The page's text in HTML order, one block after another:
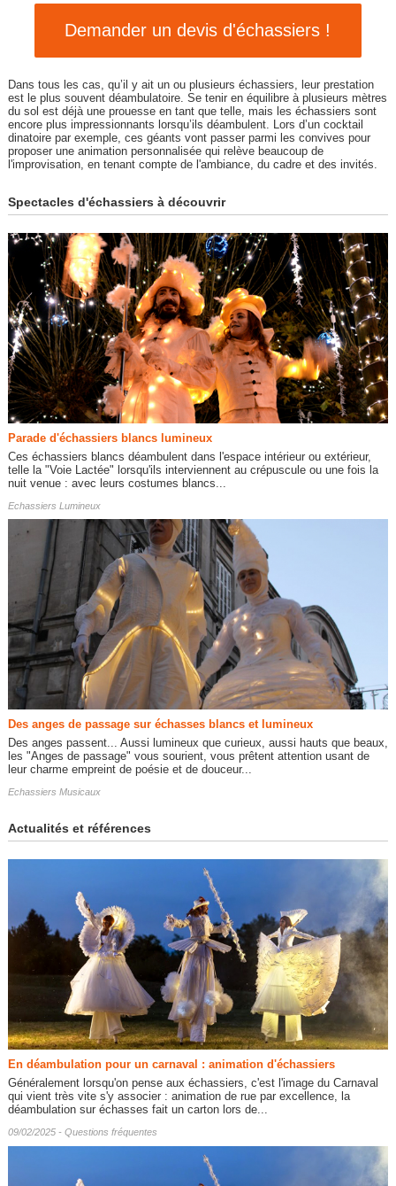
Demander un devis d'échassiers !
Dans tous les cas, qu’il y ait un ou plusieurs échassiers, leur prestation
est le plus souvent déambulatoire. Se tenir en équilibre à plusieurs mètres
du sol est déjà une prouesse en tant que telle, mais les échassiers sont
encore plus impressionnants lorsqu’ils déambulent. Lors d’un cocktail
dinatoire par exemple, ces géants vont passer parmi les convives pour
proposer une animation personnalisée qui relève beaucoup de
l'improvisation, en tenant compte de l'ambiance, du cadre et des invités.
Spectacles d'échassiers à découvrir
Parade d'échassiers blancs lumineux
Ces échassiers blancs déambulent dans l'espace intérieur ou extérieur,
telle la "Voie Lactée" lorsqu'ils interviennent au crépuscule ou une fois la
nuit venue : avec leurs costumes blancs...
Echassiers Lumineux
Des anges de passage sur échasses blancs et lumineux
Des anges passent... Aussi lumineux que curieux, aussi hauts que beaux,
les "Anges de passage" vous sourient, vous prêtent attention usant de
leur charme empreint de poésie et de douceur...
Echassiers Musicaux
Actualités et références
En déambulation pour un carnaval : animation d'échassiers
Généralement lorsqu'on pense aux échassiers, c'est l'image du Carnaval
qui vient très vite s'y associer : animation de rue par excellence, la
déambulation sur échasses fait un carton lors de...
09/02/2025 - Questions fréquentes